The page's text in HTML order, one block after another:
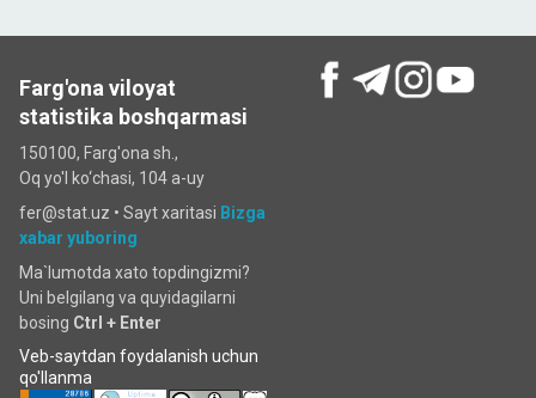
Farg'ona viloyat
statistika boshqarmasi
150100, Farg'ona sh.,
Oq yo'l ko‘chаsi, 104 a-uy
fer@stat.uz • Sayt xaritasi Bizga
xabar yuboring
Ma`lumotda xato topdingizmi?
Uni belgilang va quyidagilarni
bosing Ctrl + Enter
Veb-saytdan foydalanish uchun
qo'llanma